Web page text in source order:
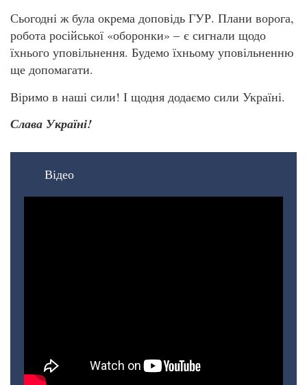
Сьогодні ж була окрема доповідь ГУР. Плани ворога,
робота російської «оборонки» – є сигнали щодо
їхнього уповільнення. Будемо їхньому уповільненню
ще допомагати.
Віримо в наші сили! І щодня додаємо сили Україні.
Слава Україні!
Відео